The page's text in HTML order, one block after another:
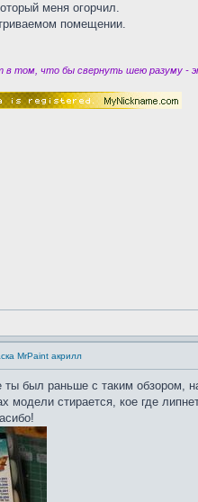
меня огорчил.
помещении.
том, что бы свернуть шею разуму -
MrPaint акрилл
был раньше с таким обзором,
модели стирается, кое где